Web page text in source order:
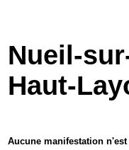
Economie
Services
Nueil-
Haut-
Aucune manifestation